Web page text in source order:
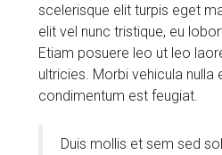
scelerisque elit turpis eget
elit vel nunc tristique, eu
Etiam posuere leo ut leo
ultricies. Morbi vehicula nulla
condimentum est feugiat.
Duis mollis et sem sed